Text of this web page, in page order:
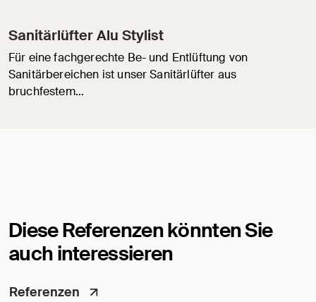
Sanitärlüfter Alu Stylist
Für eine fachgerechte Be- und Entlüftung von
Sanitärbereichen ist unser Sanitärlüfter aus
bruchfestem…
Diese Referenzen könnten Sie
auch interessieren
Referenzen